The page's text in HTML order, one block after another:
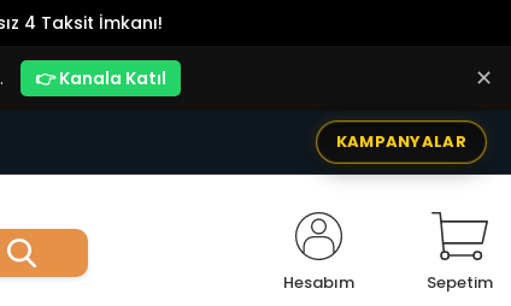
4 Taksit İmkanı!
👉 Kanala Katıl ✕
KAMPANYALAR
Hesabım Sepetim